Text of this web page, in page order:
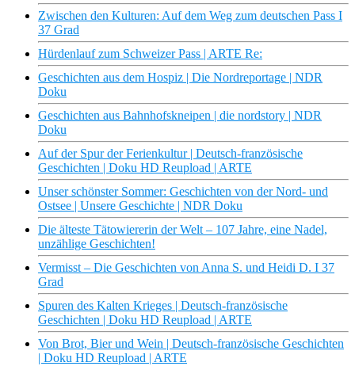
Zwischen den Kulturen: Auf dem Weg zum deutschen Pass I
37 Grad
Hürdenlauf zum Schweizer Pass | ARTE Re:
Geschichten aus dem Hospiz | Die Nordreportage | NDR
Doku
Geschichten aus Bahnhofskneipen | die nordstory | NDR
Doku
Auf der Spur der Ferienkultur | Deutsch-französische
Geschichten | Doku HD Reupload | ARTE
Unser schönster Sommer: Geschichten von der Nord- und
Ostsee | Unsere Geschichte | NDR Doku
Die älteste Tätowiererin der Welt – 107 Jahre, eine Nadel,
unzählige Geschichten!
Vermisst – Die Geschichten von Anna S. und Heidi D. I 37
Grad
Spuren des Kalten Krieges | Deutsch-französische
Geschichten | Doku HD Reupload | ARTE
Von Brot, Bier und Wein | Deutsch-französische Geschichten
| Doku HD Reupload | ARTE